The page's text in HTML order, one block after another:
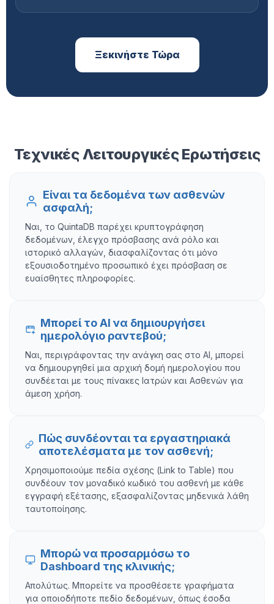
Ξεκινήστε Τώρα
Τεχνικές Λειτουργικές Ερωτήσεις
Είναι τα δεδομένα των ασθενών
ασφαλή;
Ναι, το QuintaDB παρέχει κρυπτογράφηση
δεδομένων, έλεγχο πρόσβασης ανά ρόλο και
ιστορικό αλλαγών, διασφαλίζοντας ότι μόνο
εξουσιοδοτημένο προσωπικό έχει πρόσβαση σε
ευαίσθητες πληροφορίες.
Μπορεί το AI να δημιουργήσει
ημερολόγιο ραντεβού;
Ναι, περιγράφοντας την ανάγκη σας στο AI, μπορεί
να δημιουργηθεί μια αρχική δομή ημερολογίου που
συνδέεται με τους πίνακες Ιατρών και Ασθενών για
άμεση χρήση.
Πώς συνδέονται τα εργαστηριακά
αποτελέσματα με τον ασθενή;
Χρησιμοποιούμε πεδία σχέσης (Link to Table) που
συνδέουν τον μοναδικό κωδικό του ασθενή με κάθε
εγγραφή εξέτασης, εξασφαλίζοντας μηδενικά λάθη
ταυτοποίησης.
Μπορώ να προσαρμόσω το
Dashboard της κλινικής;
Απολύτως. Μπορείτε να προσθέσετε γραφήματα
για οποιοδήποτε πεδίο δεδομένων, όπως έσοδα